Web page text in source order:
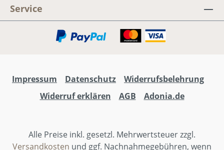
Service
Impressum Datenschutz
Widerrufsbelehrung
Widerruf erklären
AGB Adonia.de
Alle Preise inkl. gesetzl. Mehrwertsteuer zzgl.
Versandkosten und ggf. Nachnahmegebühren, wenn